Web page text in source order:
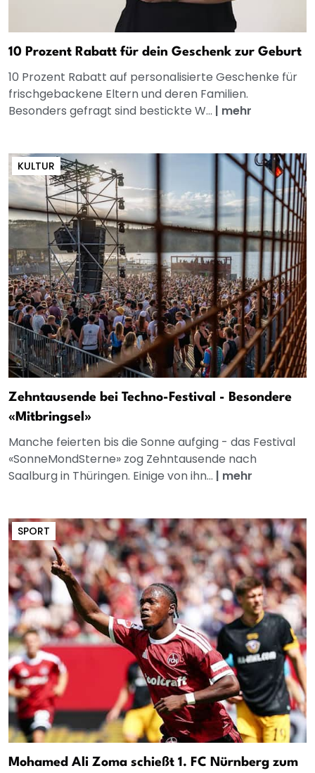
10 Prozent Rabatt für dein Geschenk zur Geburt
10 Prozent Rabatt auf personalisierte Geschenke für
frischgebackene Eltern und deren Familien.
Besonders gefragt sind bestickte W... | mehr
KULTUR
Zehntausende bei Techno-Festival - Besondere
«Mitbringsel»
Manche feierten bis die Sonne aufging - das Festival
«SonneMondSterne» zog Zehntausende nach
Saalburg in Thüringen. Einige von ihn... | mehr
SPORT
Mohamed Ali Zoma schießt 1. FC Nürnberg zum